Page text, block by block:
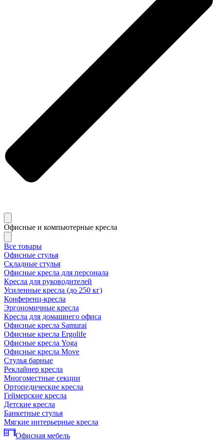
Офисные и компьютерные кресла
Все товары
Офисные стулья
Складные стулья
Офисные кресла для персонала
Кресла для руководителей
Усиленные кресла (до 250 кг)
Конференц-кресла
Эргономичные кресла
Кресла для домашнего офиса
Офисные кресла Samurai
Офисные кресла Ergolife
Офисные кресла Yoga
Офисные кресла Move
Стулья барные
Реклайнер кресла
Многоместные секции
Ортопедические кресла
Геймерские кресла
Детские кресла
Банкетные стулья
Мягкие интерьерные кресла
Офисная мебель